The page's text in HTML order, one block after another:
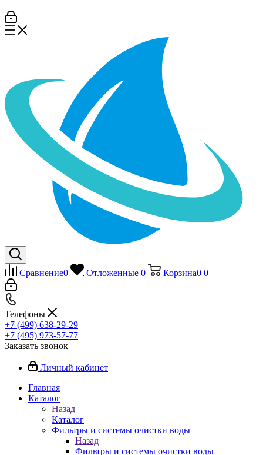
Сравнение0 Отложенные 0 Корзина0 0
Телефоны
+7 (499) 638-29-29
+7 (495) 973-57-77
Заказать звонок
Личный кабинет
Главная
Каталог
Назад
Каталог
Фильтры и системы очистки воды
Назад
Фильтры и системы очистки воды